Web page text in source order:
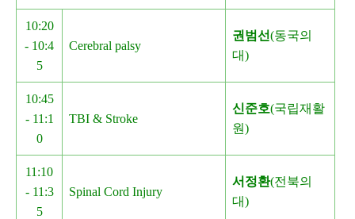
10:20
- 10:4
5
Cerebral palsy
권범선(동국의
대)
10:45
- 11:1
0
TBI & Stroke
신준호(국립재활
원)
11:10
- 11:3
5
Spinal Cord Injury
서정환(전북의
대)